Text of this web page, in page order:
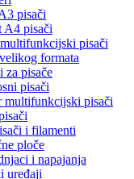
pisači
A4 pisači
pisači
formata
za pisače
pisači
multifunkcijski pisači
i filamenti
ploče
i napajanja
uređaji